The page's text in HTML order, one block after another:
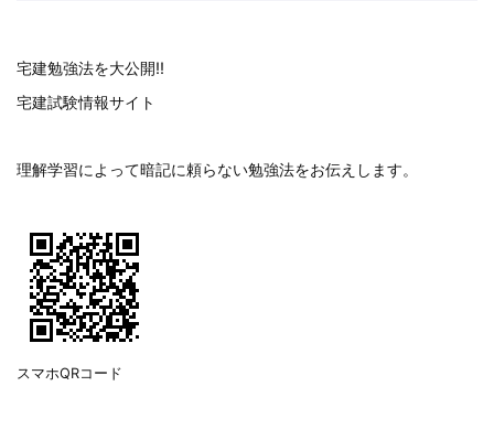
宅建勉強法を大公開!!
宅建試験情報サイト
理解学習によって暗記に頼らない勉強法をお伝えします。
スマホQRコード